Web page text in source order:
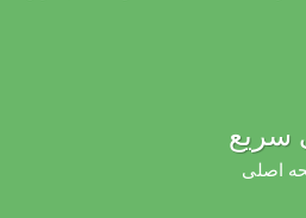
سریع
اصلی